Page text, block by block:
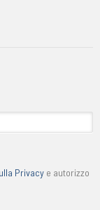
Privacy e autorizzo